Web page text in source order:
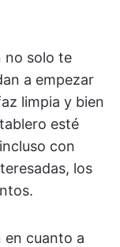
no solo te
a empezar
limpia y bien
esté
con
los
en cuanto a